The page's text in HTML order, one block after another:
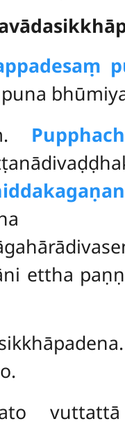
ettha